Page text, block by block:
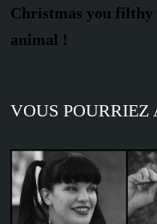
Christmas you filthy
animal !
VOUS POURRIEZ